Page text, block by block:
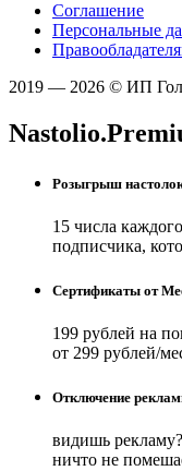
Соглашение
Персональные
2019 — 2026 © ИП
Розыгрыш
15 числа
подписчика,
Сертификаты от
199 рублей на
от 299 рублей/
Отключение
видишь
ничто не